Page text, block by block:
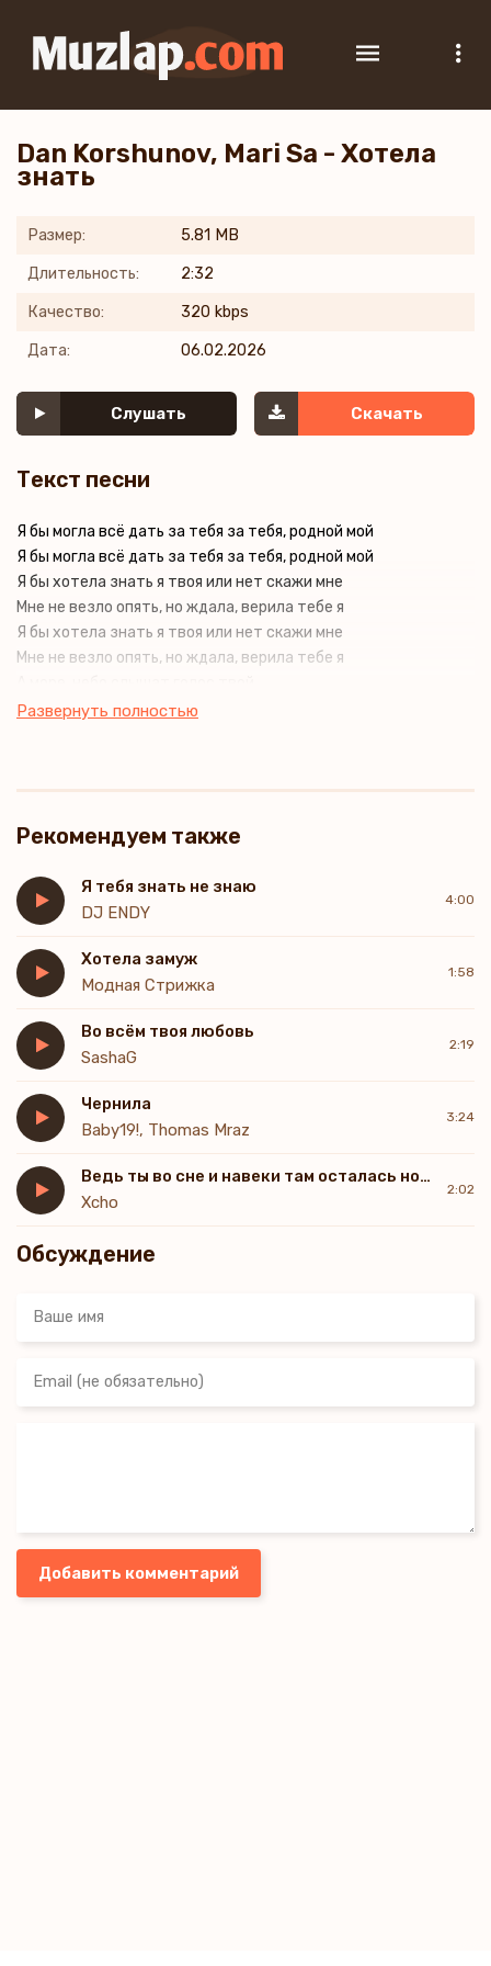
Dan Korshunov, Mari Sa - Хотела
знать
Размер: 5.81 MB
Длительность: 2:32
Качество: 320 kbps
Дата: 06.02.2026
Слушать Скачать
Текст песни
Я бы могла всё дать за тебя за тебя, родной мой
Я бы могла всё дать за тебя за тебя, родной мой
Я бы хотела знать я твоя или нет скажи мне
Мне не везло опять, но ждала, верила тебе я
Я бы хотела знать я твоя или нет скажи мне
Мне не везло опять, но ждала, верила тебе я
Я иду, ты навеки будешь лишь моим
Развернуть полностью
Рекомендуем также
Я тебя знать не знаю
DJ ENDY
4:00
Хотела замуж
Модная Стрижка
1:58
Во всём твоя любовь
SashaG
2:19
Чернила
Baby19!, Thomas Mraz
3:24
Ведь ты во сне и навеки там осталась новая версия
Xcho
2:02
Обсуждение
Добавить комментарий